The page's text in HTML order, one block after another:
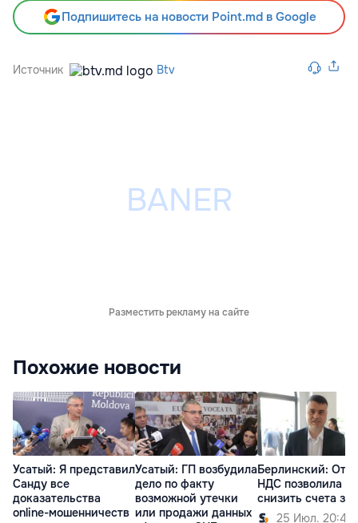
Подпишитесь на новости Point.md в Google
Источник Btv
Разместить рекламу на сайте
Похожие новости
Усатый: Я представил
Санду все
доказательства
online-мошенничеств
Усатый: ГП возбудила
дело по факту
возможной утечки
или продажи данных
Берлинский:
НДС позволила
снизить счета за
25 Июл. 20:45